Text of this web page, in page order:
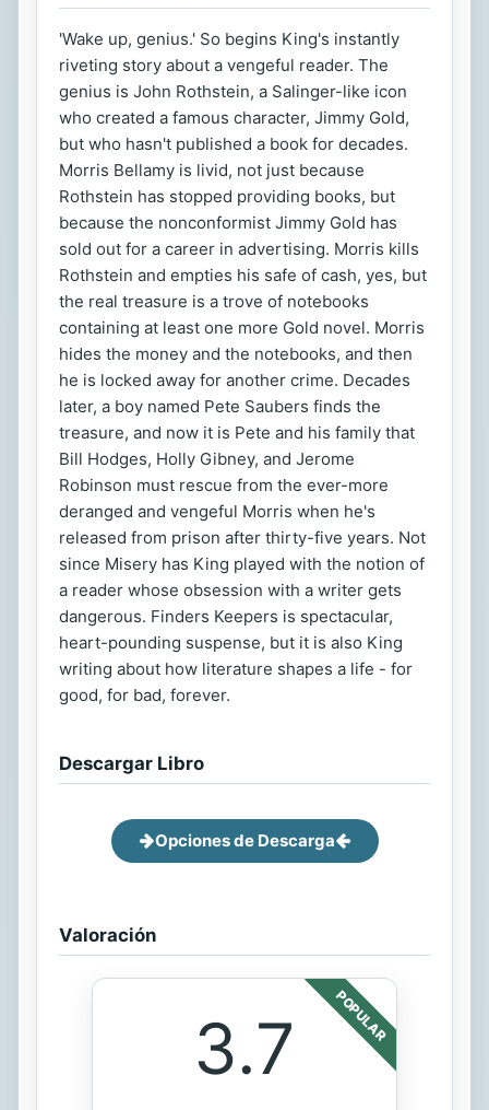
'Wake up, genius.' So begins King's instantly
riveting story about a vengeful reader. The
genius is John Rothstein, a Salinger-like icon
who created a famous character, Jimmy Gold,
but who hasn't published a book for decades.
Morris Bellamy is livid, not just because
Rothstein has stopped providing books, but
because the nonconformist Jimmy Gold has
sold out for a career in advertising. Morris kills
Rothstein and empties his safe of cash, yes, but
the real treasure is a trove of notebooks
containing at least one more Gold novel. Morris
hides the money and the notebooks, and then
he is locked away for another crime. Decades
later, a boy named Pete Saubers finds the
treasure, and now it is Pete and his family that
Bill Hodges, Holly Gibney, and Jerome
Robinson must rescue from the ever-more
deranged and vengeful Morris when he's
released from prison after thirty-five years. Not
since Misery has King played with the notion of
a reader whose obsession with a writer gets
dangerous. Finders Keepers is spectacular,
heart-pounding suspense, but it is also King
writing about how literature shapes a life - for
good, for bad, forever.
Descargar Libro
Opciones de Descarga
Valoración
POPULAR
3.7